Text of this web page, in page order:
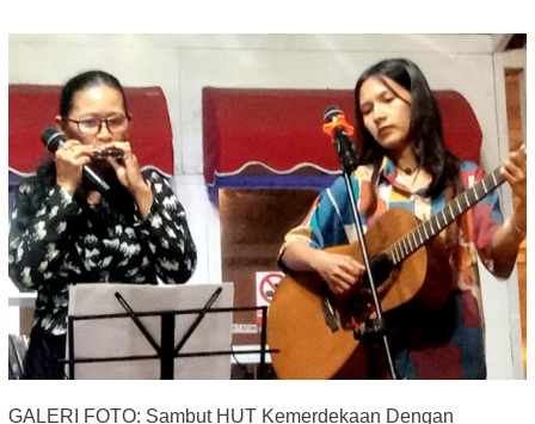
GALERI FOTO: Sambut HUT Kemerdekaan Dengan